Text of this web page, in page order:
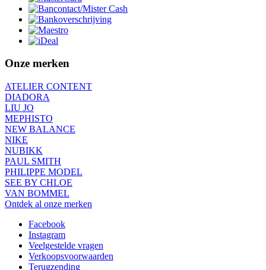
Onze merken
ATELIER CONTENT
DIADORA
LIU JO
MEPHISTO
NEW BALANCE
NIKE
NUBIKK
PAUL SMITH
PHILIPPE MODEL
SEE BY CHLOE
VAN BOMMEL
Ontdek al onze merken
Facebook
Instagram
Veelgestelde vragen
Verkoopsvoorwaarden
Terugzending